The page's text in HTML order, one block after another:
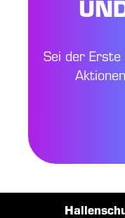
Sei der Erste